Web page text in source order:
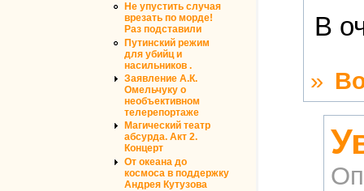
Не упустить случая
врезать по морде!
Раз подставили
Путинский режим
для убийц и
насильников .
Заявление А.К.
Омельчуку о
необъективном
телерепортаже
Магический театр
абсурда. Акт 2.
Концерт
От океана до
космоса в поддержку
Андрея Кутузова
В
»